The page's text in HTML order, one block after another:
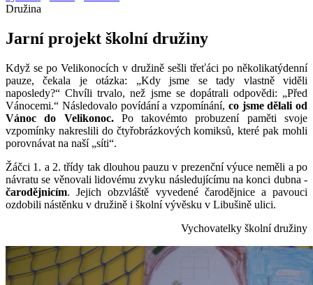
Družina
Jarní projekt školní družiny
Když se po Velikonocích v družině sešli třeťáci po několikatýdenní
pauze, čekala je otázka: „Kdy jsme se tady vlastně viděli
naposledy?“ Chvíli trvalo, než jsme se dopátrali odpovědi: „Před
Vánocemi.“ Následovalo povídání a vzpomínání, co jsme dělali od
Vánoc do Velikonoc.Po takovémto probuzení paměti svoje
vzpomínky nakreslili do čtyřobrázkových komiksů, které pak mohli
porovnávat na naší „síti“.
Žáčci 1. a 2. třídy tak dlouhou pauzu v prezenční výuce neměli a po
návratu se věnovali lidovému zvyku následujícímu na konci dubna -
čarodějnicím. Jejich obzvláště vyvedené čarodějnice a pavouci
ozdobili nástěnku v družině i školní vývěsku v Libušině ulici.
Vychovatelky školní družiny